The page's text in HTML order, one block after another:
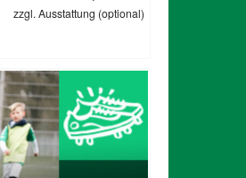
zzgl. Ausstattung (optional)